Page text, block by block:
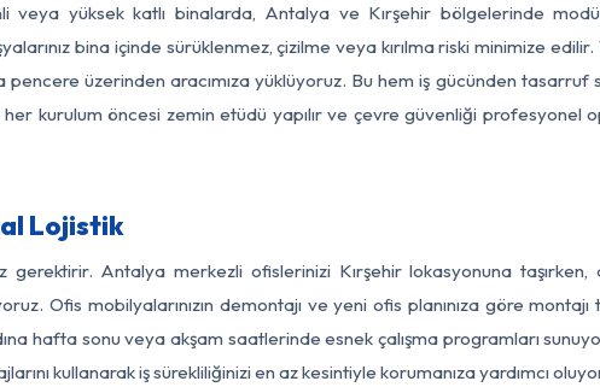
veya yüksek katlı binalarda, Antalya ve Kırşehir bölgelerinde
bina içinde sürüklenmez, çizilme veya kırılma riski minimize
pencere üzerinden aracımıza yüklüyoruz. Bu hem iş gücünden tasarruf
her kurulum öncesi zemin etüdü yapılır ve çevre güvenliği profesyonel
Lojistik
gerektirir. Antalya merkezli ofislerinizi Kırşehir lokasyonuna taşırken,
Ofis mobilyalarınızın demontajı ve yeni ofis planınıza göre montajı
hafta sonu veya akşam saatlerinde esnek çalışma programları
kullanarak iş sürekliliğinizi en az kesintiyle korumanıza yardımcı